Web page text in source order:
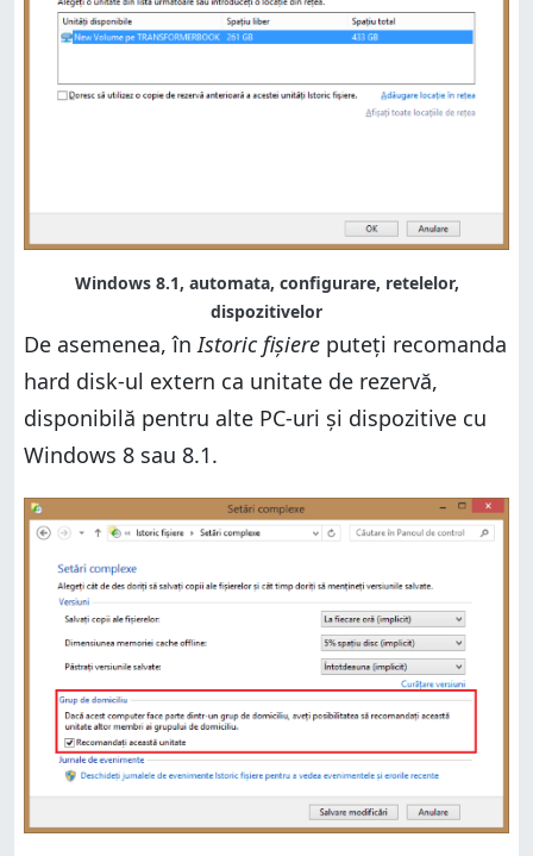
Windows 8.1, automata, configurare, retelelor,
dispozitivelor
De asemenea, înIstoric fișiere puteți recomanda
hard disk-ul extern ca unitate de rezervă,
disponibilă pentru alte PC-uri și dispozitive cu
Windows 8 sau 8.1.